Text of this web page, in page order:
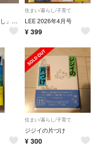
私の好きな「暮らし」のかたち
住まい/暮らし/子育て
LEE 2026年4月号
¥ 399
住まい/暮らし/子育て
ジジイの片づけ
¥ 300